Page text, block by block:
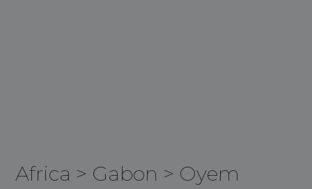
Africa > Gabon > Oyem